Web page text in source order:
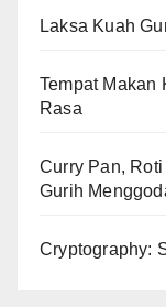
Laksa Kuah
Tempat Makan
Rasa
Curry Pan,
Gurih
Cryptography: